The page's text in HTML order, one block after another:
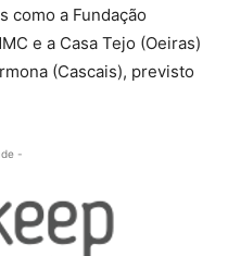
como a Fundação
e a Casa Tejo (Oeiras)
(Cascais), previsto
-